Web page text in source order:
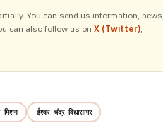
You can send us information, news,
can also follow us on X (Twitter),
मिशन ईश्वर चंद्र विद्यासागर